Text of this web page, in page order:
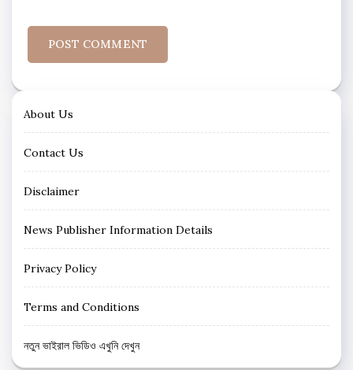
About Us
Contact Us
Disclaimer
News Publisher Information Details
Privacy Policy
Terms and Conditions
নতুন ভাইরাল ভিডিও এখুনি দেখুন